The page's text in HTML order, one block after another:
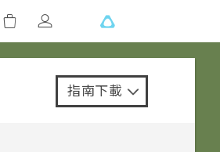
指南下載